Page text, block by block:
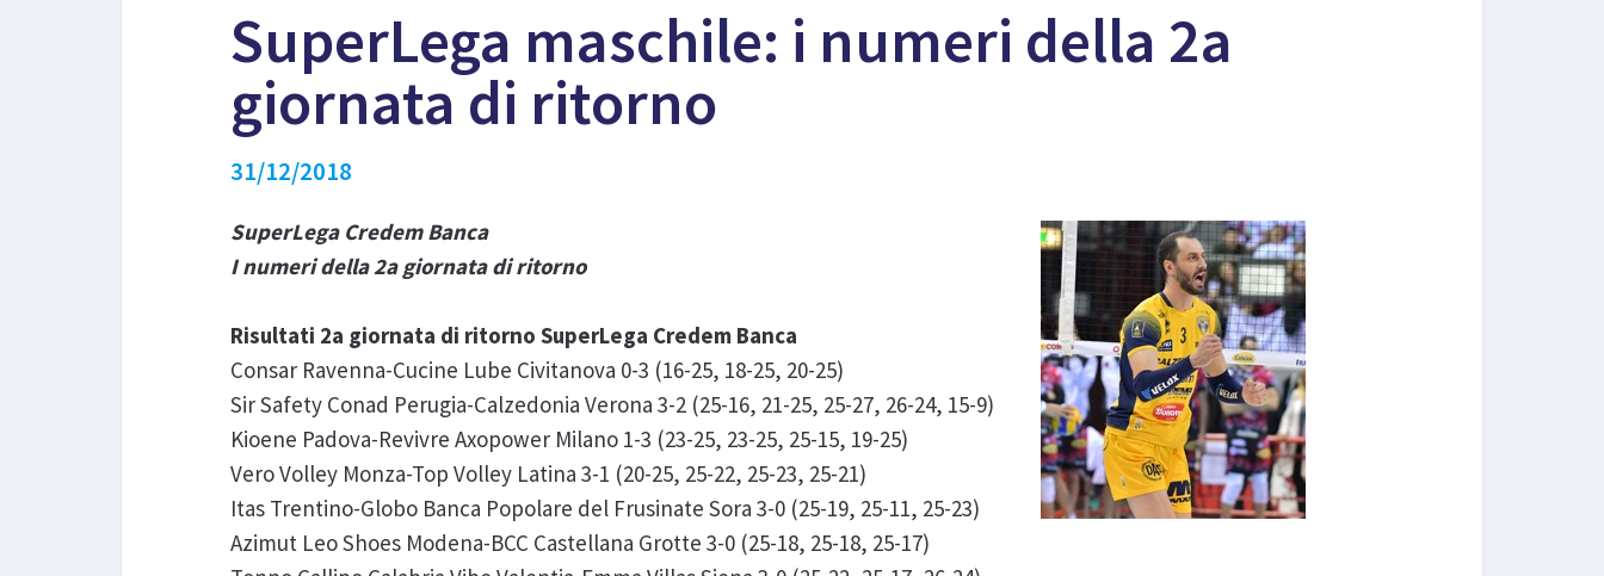
SuperLega maschile: i numeri della 2a
giornata di ritorno
31/12/2018
SuperLega Credem Banca
I numeri della 2a giornata di ritorno
Risultati 2a giornata di ritorno SuperLega Credem Banca
Consar Ravenna-Cucine Lube Civitanova 0-3 (16-25, 18-25, 20-25)
Sir Safety Conad Perugia-Calzedonia Verona 3-2 (25-16, 21-25, 25-27, 26-24, 15-9)
Kioene Padova-Revivre Axopower Milano 1-3 (23-25, 23-25, 25-15, 19-25)
Vero Volley Monza-Top Volley Latina 3-1 (20-25, 25-22, 25-23, 25-21)
Itas Trentino-Globo Banca Popolare del Frusinate Sora 3-0 (25-19, 25-11, 25-23)
Azimut Leo Shoes Modena-BCC Castellana Grotte 3-0 (25-18, 25-18, 25-17)